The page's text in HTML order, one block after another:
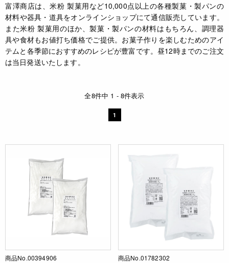
富澤商店は、米粉 製菓用など10,000点以上の各種製菓・製パンの
材料や器具・道具をオンラインショップにて通信販売しています。
また米粉 製菓用のほか、製菓・製パンの材料はもちろん、調理器
具や食材もお値打ち価格でご提供。お菓子作りを楽しむためのアイ
テムと各季節におすすめのレシピが豊富です。昼12時までのご注文
は当日発送いたします。
全8件中 1 - 8件表示
1
商品No.00394906 商品No.01782302